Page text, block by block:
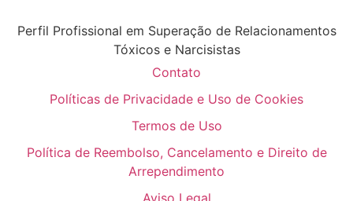
Perfil Profissional em Superação de Relacionamentos
Tóxicos e Narcisistas
Contato
Políticas de Privacidade e Uso de Cookies
Termos de Uso
Política de Reembolso, Cancelamento e Direito de
Arrependimento
Aviso Legal